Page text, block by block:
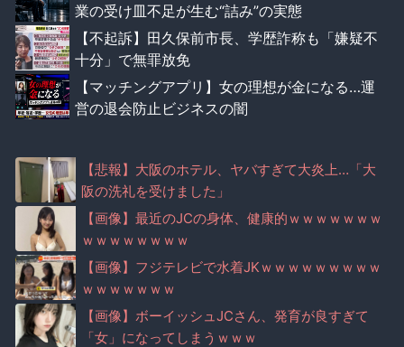
業の受け皿不足が生む“詰み”の実態
【不起訴】田久保前市長、学歴詐称も「嫌疑不
十分」で無罪放免
【マッチングアプリ】女の理想が金になる…運
営の退会防止ビジネスの闇
【悲報】大阪のホテル、ヤバすぎて大炎上…「大
阪の洗礼を受けました」
【画像】最近のJCの身体、健康的ｗｗｗｗｗｗｗ
ｗｗｗｗｗｗｗｗ
【画像】フジテレビで水着JKｗｗｗｗｗｗｗｗｗ
ｗｗｗｗｗｗｗ
【画像】ボーイッシュJCさん、発育が良すぎて
「女」になってしまうｗｗｗ